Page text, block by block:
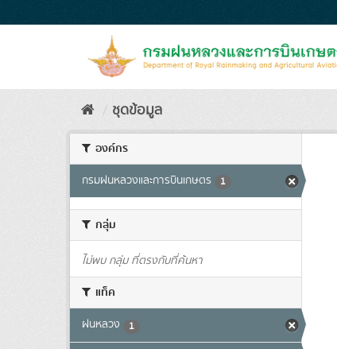
to
ชุดข้อมูล
องค์กร
กรมฝนหลวงและการบินเกษตร 1
กลุ่ม
ไม่พบ กลุ่ม ที่ตรงกับที่ค้นหา
แท็ค
ฝนหลวง 1